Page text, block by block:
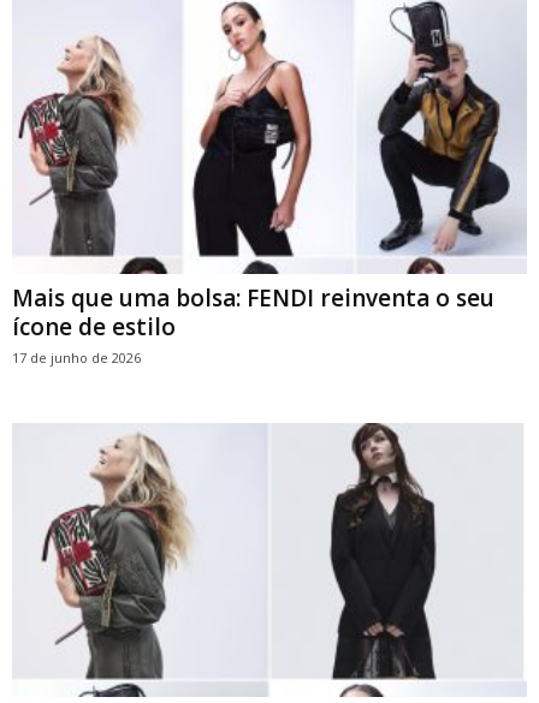
Mais que uma bolsa: FENDI reinventa o seu
ícone de estilo
17 de junho de 2026